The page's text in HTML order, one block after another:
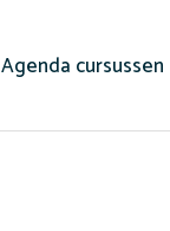
Agenda cursussen